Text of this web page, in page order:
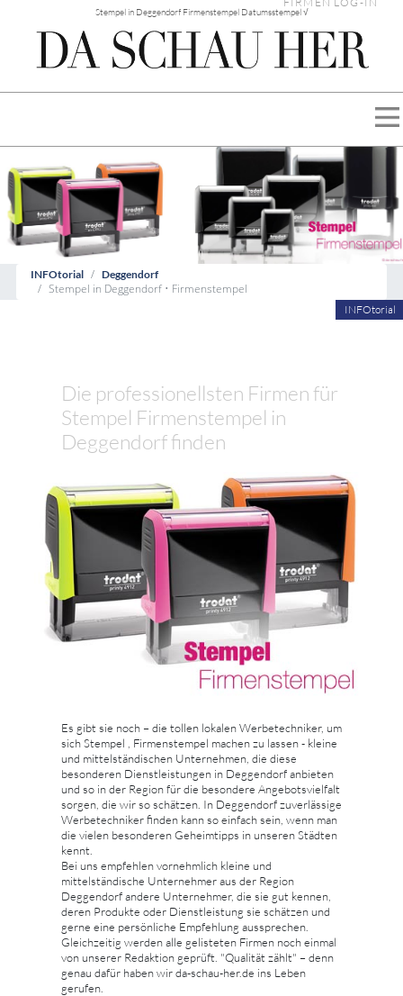
Stempel in Deggendorf Firmenstempel Datumsstempel √
INFOtorial Deggendorf
Stempel in Deggendorf • Firmenstempel
INFOtorial
Die professionellsten Firmen für
Stempel Firmenstempel in
Deggendorf finden
Es gibt sie noch – die tollen lokalen Werbetechniker, um
sich Stempel , Firmenstempel machen zu lassen - kleine
und mittelständischen Unternehmen, die diese
besonderen Dienstleistungen in Deggendorf anbieten
und so in der Region für die besondere Angebotsvielfalt
sorgen, die wir so schätzen. In Deggendorf zuverlässige
Werbetechniker finden kann so einfach sein, wenn man
die vielen besonderen Geheimtipps in unseren Städten
kennt.
Bei uns empfehlen vornehmlich kleine und
mittelständische Unternehmer aus der Region
Deggendorf andere Unternehmer, die sie gut kennen,
deren Produkte oder Dienstleistung sie schätzen und
gerne eine persönliche Empfehlung aussprechen.
Gleichzeitig werden alle gelisteten Firmen noch einmal
von unserer Redaktion geprüft. "Qualität zählt" – denn
genau dafür haben wir da-schau-her.de ins Leben
gerufen.